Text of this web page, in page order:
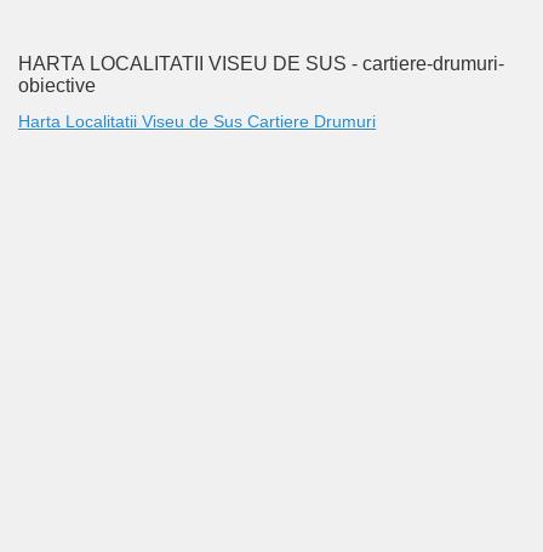
HARTA LOCALITATII VISEU DE SUS - cartiere-drumuri-
obiective
Harta Localitatii Viseu de Sus Cartiere Drumuri